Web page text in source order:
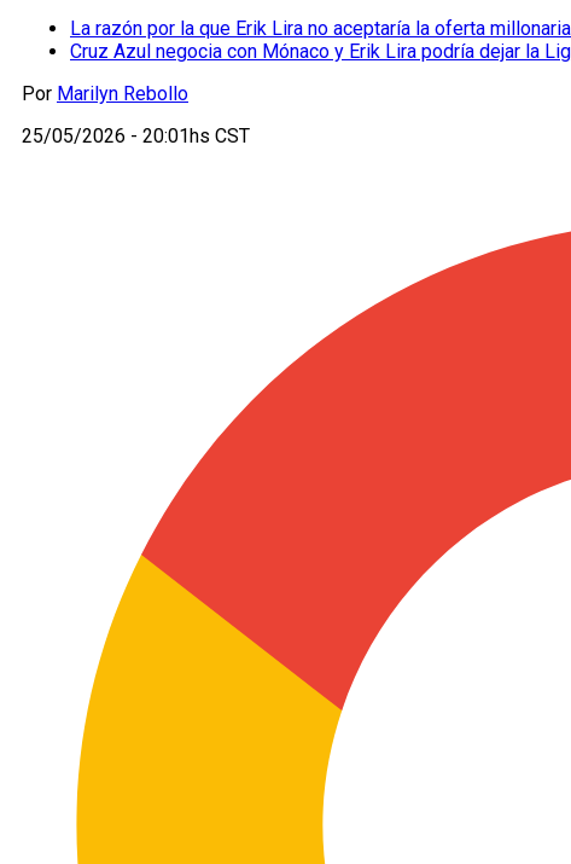
La razón por la que Erik Lira no aceptaría la oferta
Cruz Azul negocia con Mónaco y Erik Lira podría dejar la
Por Marilyn Rebollo
25/05/2026 - 20:01hs CST